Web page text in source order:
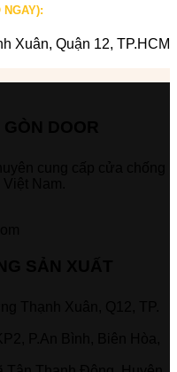
Xuân, Quận 12, TP.HCM